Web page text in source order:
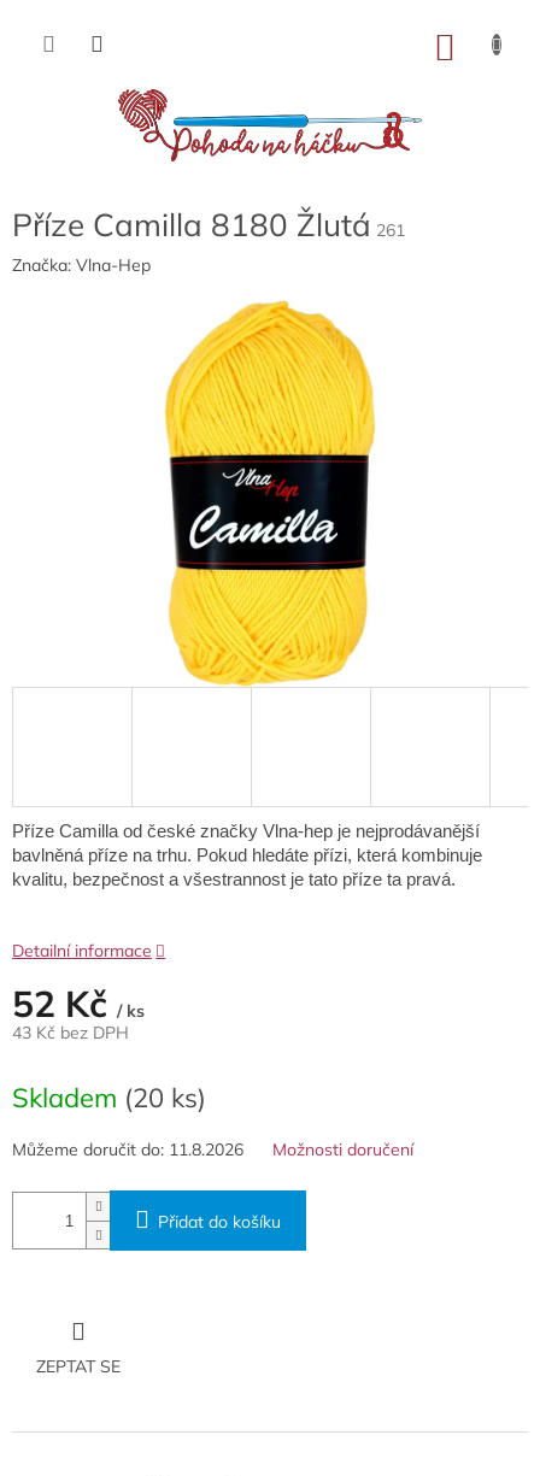
obsah
Příze Camilla 8180 Žlutá 261
Značka: Vlna-Hep
52 Kč / ks
43 Kč bez DPH
cena:
Skladem (20 ks)
Můžeme doručit do: 11.8.2026 Možnosti doručení
Přidat do košíku
Příze Camilla od české značky Vlna-hep je nejprodávanější
bavlněná příze na trhu. Pokud hledáte přízi, která kombinuje
kvalitu, bezpečnost a všestrannost je tato příze ta pravá.
Detailní informace
ZEPTAT SE